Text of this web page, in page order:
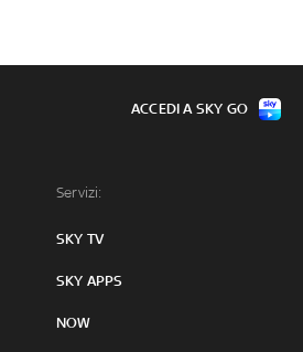
Servizi:
SKY TV
SKY APPS
NOW
ACCEDI A SKY GO